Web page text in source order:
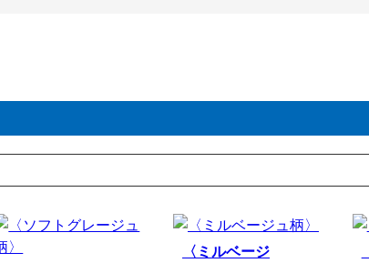
〈ミルベージ